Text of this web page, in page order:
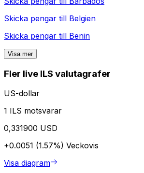
Skicka pengar till Belgien
Skicka pengar till Benin
Visa mer
Fler live ILS valutagrafer
US-dollar
1 ILS motsvarar
0,331900 USD
+0.0051 (1.57%) Veckovis
Visa diagram